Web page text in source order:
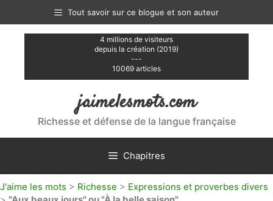
contenu
Tout savoir sur ce blogue et son auteur
4 millions de visiteurs
depuis la création (2019)
---
10069 articles
jaimelesmots.com
Richesse et défense de la langue française
Chapitres
J'aime les mots > Richesse > Expressions et proverbes divers